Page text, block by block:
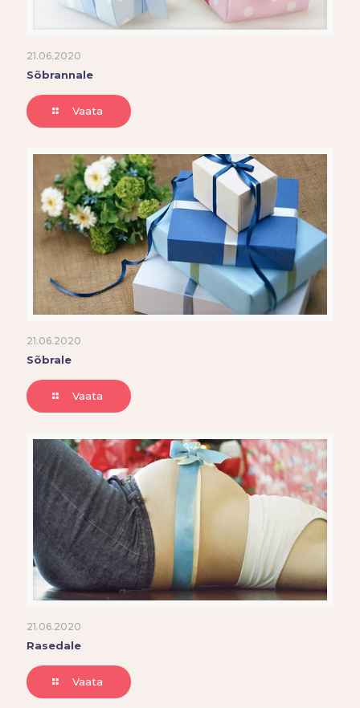
21.06.2020
Sõbrannale
Vaata
21.06.2020
Sõbrale
Vaata
21.06.2020
Rasedale
Vaata